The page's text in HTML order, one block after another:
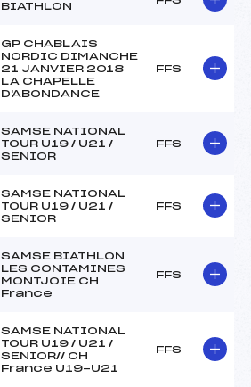
BIATHLON
GP CHABLAIS
NORDIC DIMANCHE
21 JANVIER 2018
LA CHAPELLE
D'ABONDANCE
FFS
SAMSE NATIONAL
TOUR U19 / U21 /
SENIOR
FFS
SAMSE NATIONAL
TOUR U19 / U21 /
SENIOR
FFS
SAMSE BIATHLON
LES CONTAMINES
MONTJOIE CH
France
FFS
SAMSE NATIONAL
TOUR U19 / U21 /
SENIOR// CH
France U19-U21
FFS